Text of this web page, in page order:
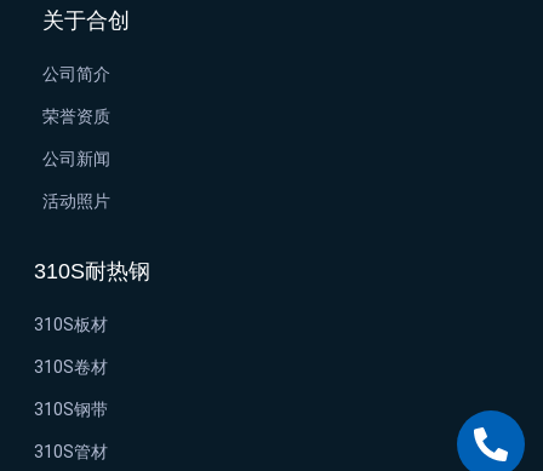
关于合创
公司简介
荣誉资质
公司新闻
活动照片
310S耐热钢
310S板材
310S卷材
310S钢带
310S管材